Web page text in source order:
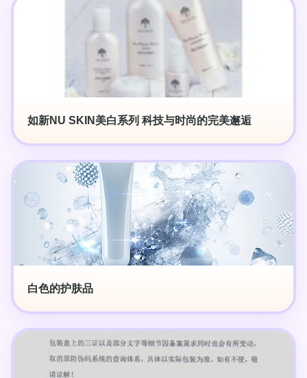
如新NU SKIN美白系列 科技与时尚的完美邂逅
白色的护肤品